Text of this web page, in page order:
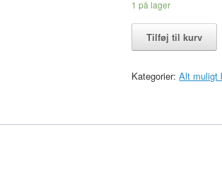
1 på lager
Til-
i
10
Tilføj til kurv
Kategorier:Alt muligt